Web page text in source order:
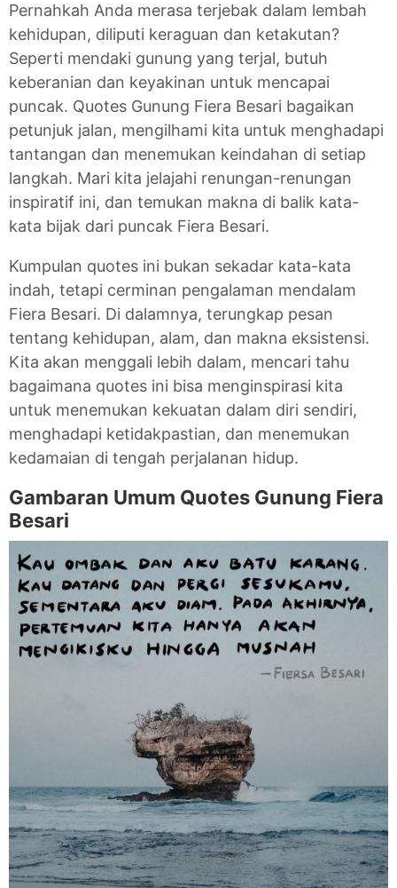
Pernahkah Anda merasa terjebak dalam lembah
kehidupan, diliputi keraguan dan ketakutan?
Seperti mendaki gunung yang terjal, butuh
keberanian dan keyakinan untuk mencapai
puncak. Quotes Gunung Fiera Besari bagaikan
petunjuk jalan, mengilhami kita untuk menghadapi
tantangan dan menemukan keindahan di setiap
langkah. Mari kita jelajahi renungan-renungan
inspiratif ini, dan temukan makna di balik kata-
kata bijak dari puncak Fiera Besari.
Kumpulan quotes ini bukan sekadar kata-kata
indah, tetapi cerminan pengalaman mendalam
Fiera Besari. Di dalamnya, terungkap pesan
tentang kehidupan, alam, dan makna eksistensi.
Kita akan menggali lebih dalam, mencari tahu
bagaimana quotes ini bisa menginspirasi kita
untuk menemukan kekuatan dalam diri sendiri,
menghadapi ketidakpastian, dan menemukan
kedamaian di tengah perjalanan hidup.
Gambaran Umum Quotes Gunung Fiera
Besari